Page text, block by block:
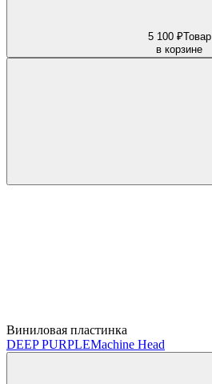
5 100 ₽Товар
в корзине
Виниловая пластинка
DEEP PURPLEMachine Head